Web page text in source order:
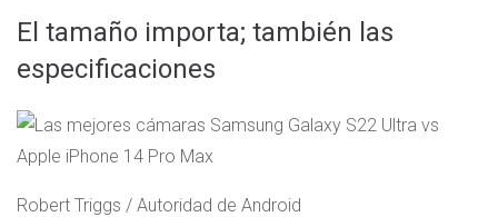
El tamaño importa; también las
especificaciones
Robert Triggs / Autoridad de Android